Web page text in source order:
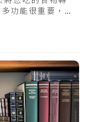
功能很重要，尤